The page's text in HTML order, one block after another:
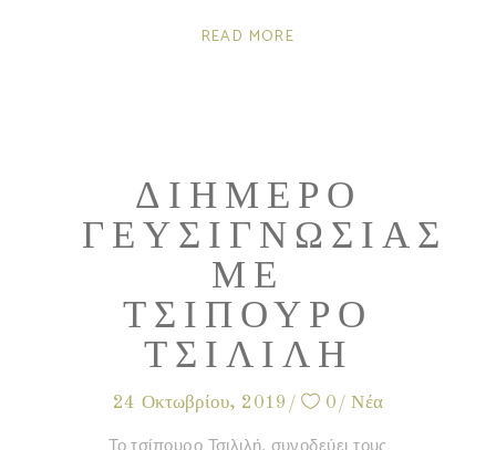
READ MORE
ΔΙΉΜΕΡΟ
ΓΕΥΣΙΓΝΩΣΊΑΣ
ΜΕ
ΤΣΊΠΟΥΡΟ
ΤΣΙΛΙΛΉ
24 Οκτωβρίου, 2019 0 Νέα